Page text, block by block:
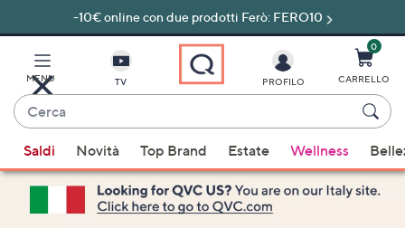
al
principale
-10€ online con due prodotti Ferò: FERO10
MENU TV
Cerca
sono
disponibili
suggerimenti,
usa
PROFILO
0
CARRELLO
Saldi Novità Top Brand Estate Wellness